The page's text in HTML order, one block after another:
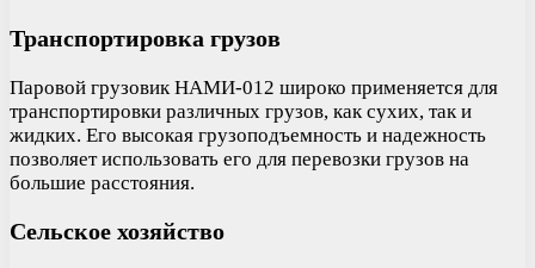
Транспортировка грузов
Паровой грузовик НАМИ-012 широко применяется для
транспортировки различных грузов, как сухих, так и
жидких. Его высокая грузоподъемность и надежность
позволяет использовать его для перевозки грузов на
большие расстояния.
Сельское хозяйство